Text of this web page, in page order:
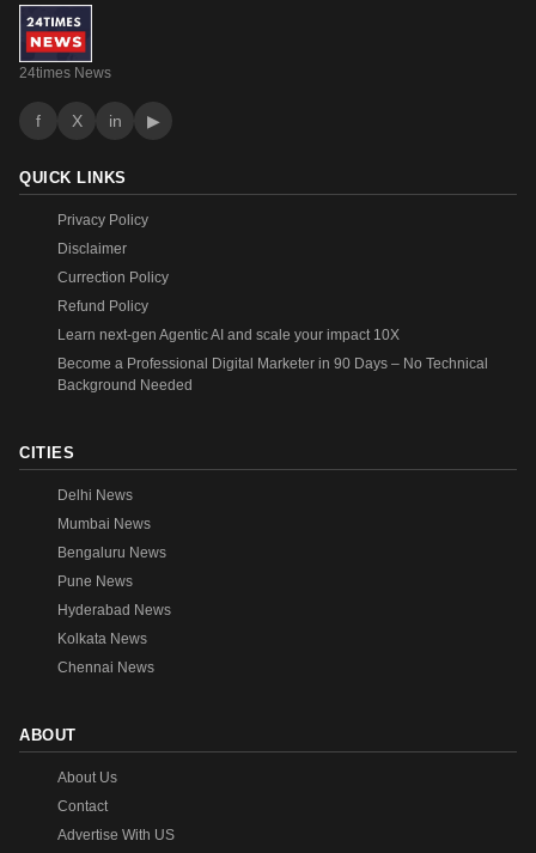
24times News
f X in ▶
QUICK LINKS
Privacy Policy
Disclaimer
Currection Policy
Refund Policy
Learn next-gen Agentic AI and scale your impact 10X
Become a Professional Digital Marketer in 90 Days – No Technical
Background Needed
CITIES
Delhi News
Mumbai News
Bengaluru News
Pune News
Hyderabad News
Kolkata News
Chennai News
ABOUT
About Us
Contact
Advertise With US